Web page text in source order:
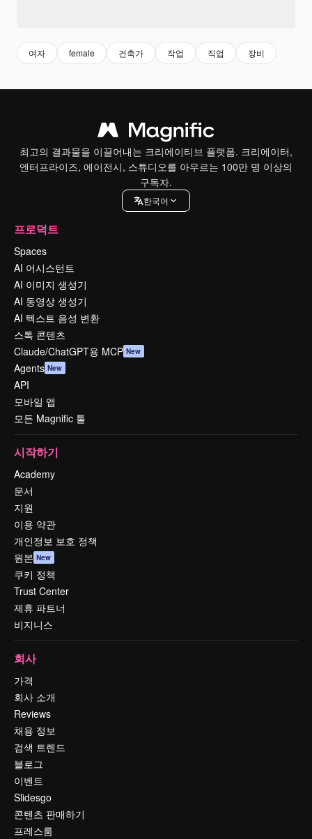
여자 female 건축가 작업 직업 장비
최고의 결과물을 이끌어내는 크리에이티브 플랫폼. 크리에이터,
엔터프라이즈, 에이전시, 스튜디오를 아우르는 100만 명 이상의
구독자.
한국어
프로덕트
Spaces
AI 어시스턴트
AI 이미지 생성기
AI 동영상 생성기
AI 텍스트 음성 변환
스톡 콘텐츠
Claude/ChatGPT용 MCP New
Agents New
API
모바일 앱
모든 Magnific 툴
시작하기
Academy
문서
지원
이용 약관
개인정보 보호 정책
원본 New
쿠키 정책
Trust Center
제휴 파트너
비지니스
회사
가격
회사 소개
Reviews
채용 정보
검색 트렌드
블로그
이벤트
Slidesgo
콘텐츠 판매하기
프레스룸